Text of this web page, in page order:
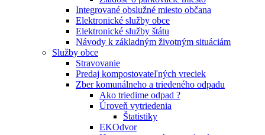
Integrované obslužné miesto občana
Elektronické služby obce
Elektronické služby štátu
Návody k základným životným situáciám
Služby obce
Stravovanie
Predaj kompostovateľných vreciek
Zber komunálneho a triedeného odpadu
Ako triedime odpad ?
Úroveň vytriedenia
Štatistiky
EKOdvor